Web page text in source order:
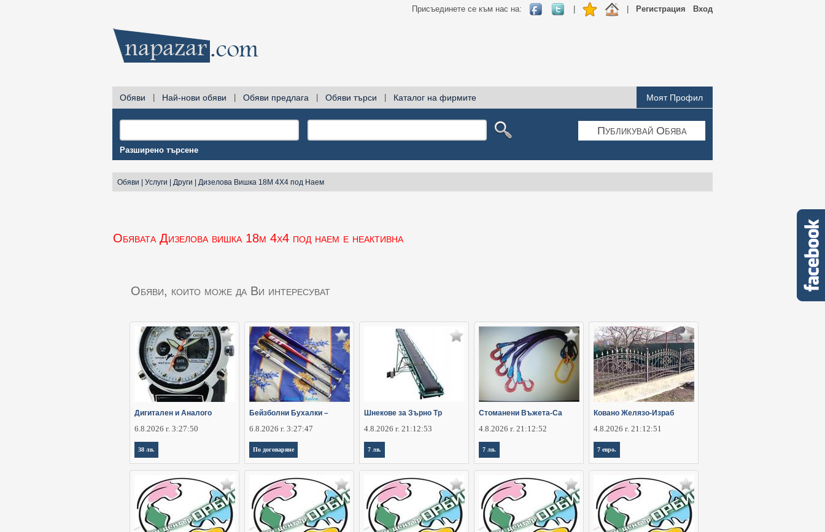
Вход
Регистрация
Присъединете се към нас на:
Обяви Най-нови обяви Обяви предлага Обяви търси Каталог на фирмите Моят Профил
Публикувай Обява
Разширено търсене
Обяви Услуги Други Дизелова Вишка 18М 4Х4 под Наем
Обявата Дизелова вишка 18м 4х4 под наем е неактивна
Обяви, които може да Ви интересуват
Дигитален и Аналого
6.8.2026 г. 3:27:50
38 лв.
Бейзболни Бухалки –
6.8.2026 г. 3:27:47
По договаряне
Шнекове за Зърно Тр
4.8.2026 г. 21:12:53
7 лв.
Стоманени Въжета-Са
4.8.2026 г. 21:12:52
7 лв.
Ковано Желязо-Израб
4.8.2026 г. 21:12:51
7 евро.